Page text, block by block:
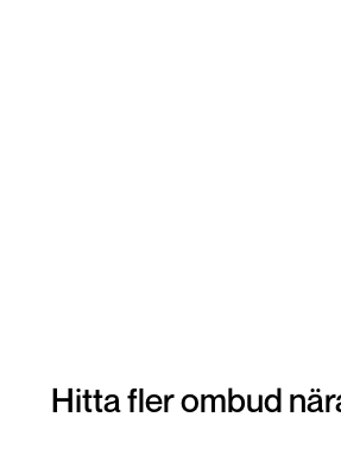
Hitta fler ombud